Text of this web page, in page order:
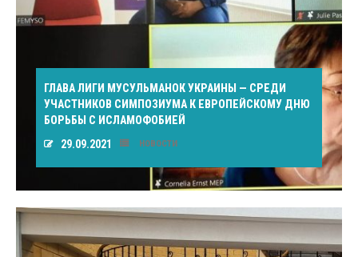
ГЛАВА ЛИГИ МУСУЛЬМАНОК УКРАИНЫ — СРЕДИ
УЧАСТНИКОВ СИМПОЗИУМА К ЕВРОПЕЙСКОМУ ДНЮ
БОРЬБЫ С ИСЛАМОФОБИЕЙ
29.09.2021
НОВОСТИ